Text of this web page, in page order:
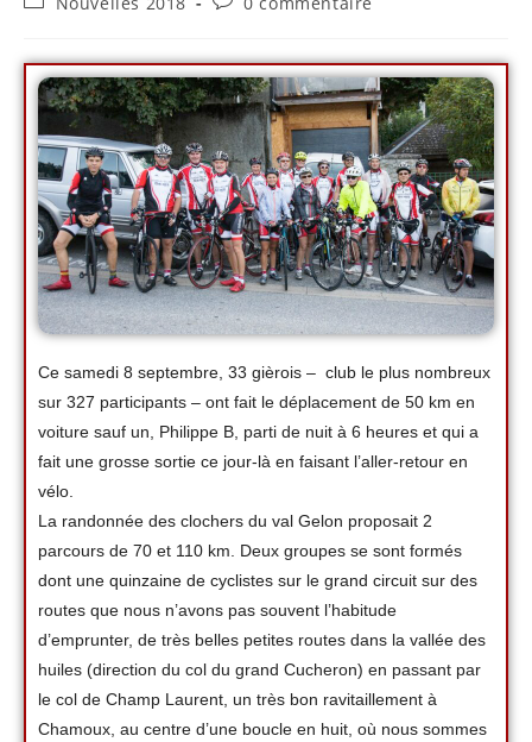
Ce samedi 8 septembre, 33 gièrois – club le plus nombreux
sur 327 participants – ont fait le déplacement de 50 km en
voiture sauf un, Philippe B, parti de nuit à 6 heures et qui a
fait une grosse sortie ce jour-là en faisant l’aller-retour en
vélo.
La randonnée des clochers du val Gelon proposait 2
parcours de 70 et 110 km. Deux groupes se sont formés
dont une quinzaine de cyclistes sur le grand circuit sur des
routes que nous n’avons pas souvent l’habitude
d’emprunter, de très belles petites routes dans la vallée des
huiles (direction du col du grand Cucheron) en passant par
le col de Champ Laurent, un très bon ravitaillement à
Chamoux, au centre d’une boucle en huit, où nous sommes